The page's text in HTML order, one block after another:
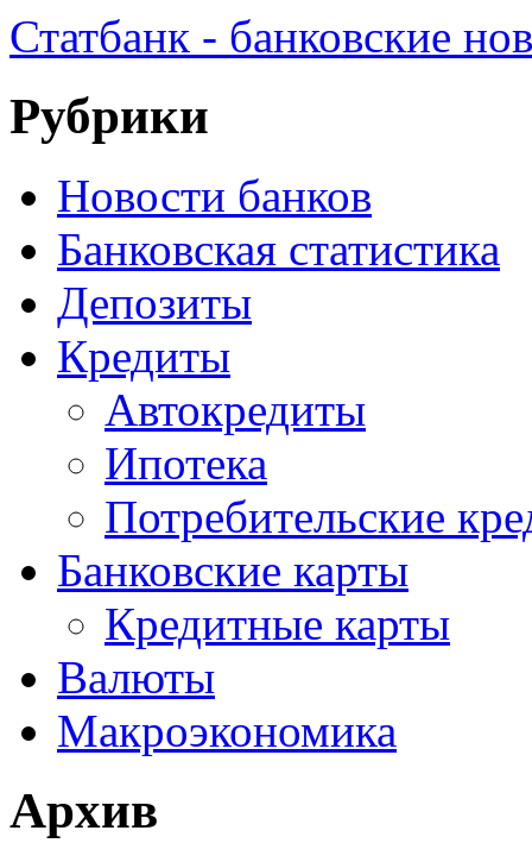
Статбанк - банковские
Рубрики
Новости банков
Банковская статистика
Депозиты
Кредиты
Автокредиты
Ипотека
Потребительские
Банковские карты
Кредитные карты
Валюты
Макроэкономика
Архив